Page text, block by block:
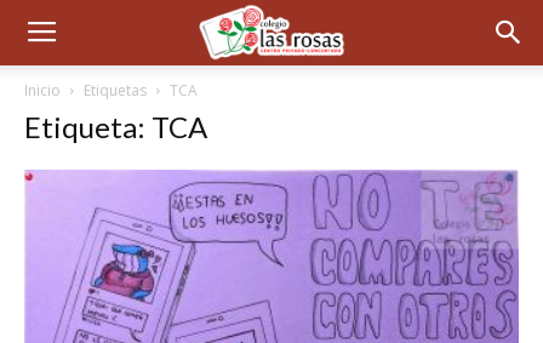
Inicio Etiquetas TCA
Etiqueta: TCA